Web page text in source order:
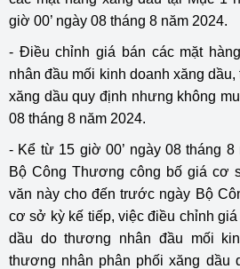
giờ 00’ ngày 08 tháng 8 năm 2024.
- Điều chỉnh giá bán các mặt
nhân đầu mối kinh doanh xăng
xăng dầu quy định nhưng không
08 tháng 8 năm 2024.
- Kể từ 15 giờ 00’ ngày 08 tháng
Bộ Công Thương công bố giá cơ
văn này cho đến trước ngày Bộ
cơ sở kỳ kế tiếp, việc điều chỉnh
dầu do thương nhân đầu mối
thương nhân phân phối xăng dầu